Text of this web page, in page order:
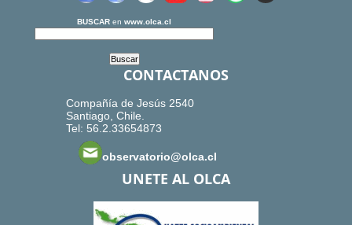
BUSCAR en www.olca.cl
CONTACTANOS
Compañía de Jesús 2540
Santiago, Chile.
Tel: 56.2.33654873
observatorio@olca.cl
UNETE AL OLCA